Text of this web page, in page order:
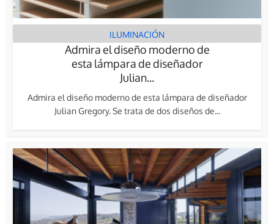
ILUMINACIÓN
Admira el diseño moderno de
esta lámpara de diseñador
Julian...
Admira el diseño moderno de esta lámpara de diseñador
Julian Gregory. Se trata de dos diseños de...